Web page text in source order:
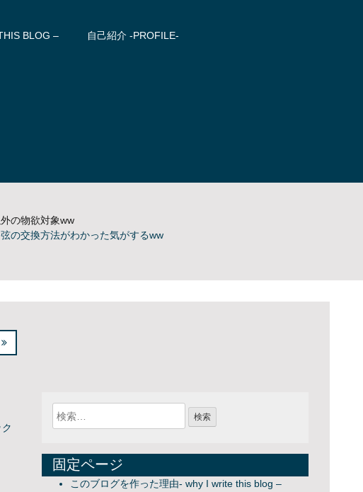
BLOG – 自己紹介 -PROFILE-
の物欲対象ww
の交換方法がわかった気がするww
固定ページ
このブログを作った理由- why I write this blog –